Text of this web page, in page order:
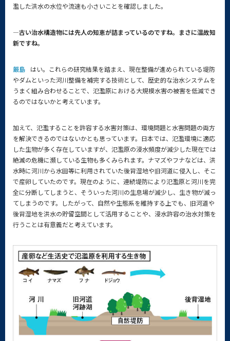
濫した洪水の水位や流速も小さいことを確認しました。
—古い治水構造物には先人の知恵が詰まっているのですね。まさに温故知
新ですね。
厳島
はい。これらの研究結果を踏まえ、現在整備が進められている堤防
やダムといった河川整備を補完する技術として、歴史的な治水システムを
うまく組み合わせることで、氾濫原における大規模水害の被害を低減でき
るのではないかと考えています。
加えて、氾濫することを許容する水害対策は、環境問題と水害問題の両方
を解決できるのではないかとも思っています。日本では、氾濫環境に適応
した生物が多く存在していますが、氾濫原の浸水頻度が減少した現在では
絶滅の危機に瀕している生物も多くみられます。ナマズやフナなどは、洪
水時に河川から水田等に利用されていた後背湿地や旧河道に侵入し、そこ
で産卵していたのです。現在のように、連続堤防により氾濫原と河川を完
全に分断してしまうと、そういった河川の生息場が減少し、生き物が減っ
てしまうのです。したがって、自然や生態系を維持する上でも、旧河道や
後背湿地を洪水の貯留空間として活用することや、浸水許容の治水対策を
行うことは有意義だと考えています。